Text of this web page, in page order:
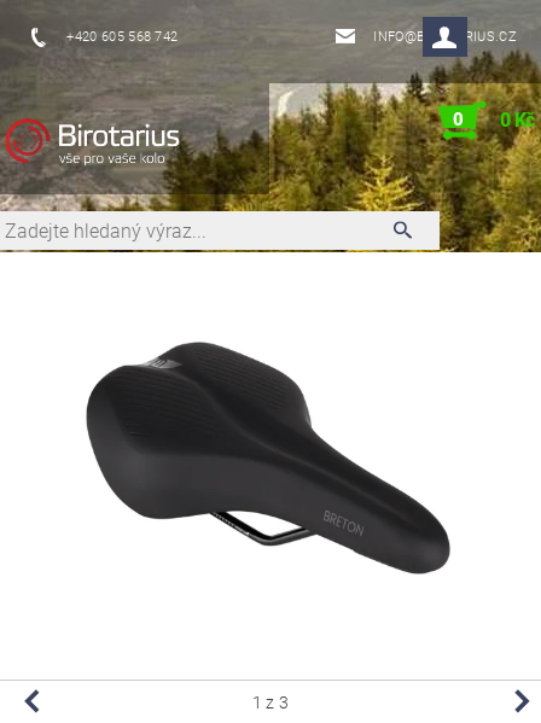
+420 605 568 742 INFO@BIROTARIUS.CZ
0 0 Kč
1 z 3